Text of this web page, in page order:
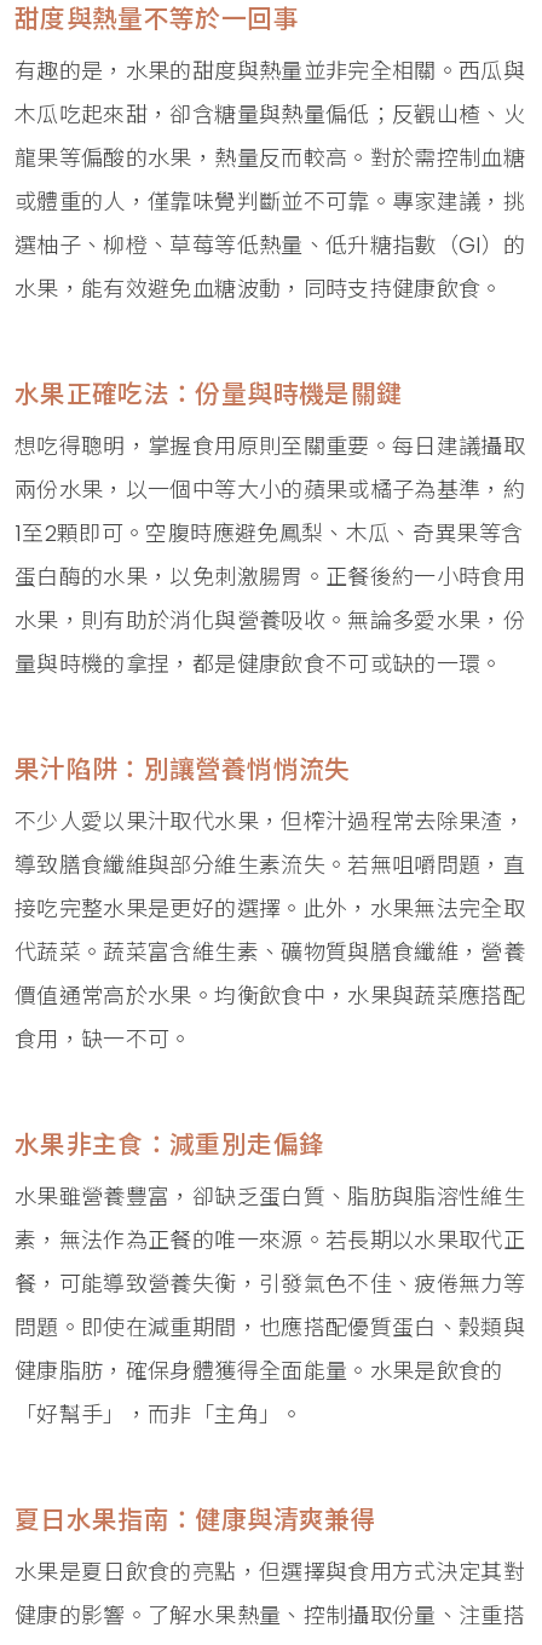
甜度與熱量不等於一回事
有趣的是，水果的甜度與熱量並非完全相關。西瓜與
木瓜吃起來甜，卻含糖量與熱量偏低；反觀山楂、火
龍果等偏酸的水果，熱量反而較高。對於需控制血糖
或體重的人，僅靠味覺判斷並不可靠。專家建議，挑
選柚子、柳橙、草莓等低熱量、低升糖指數（GI）的
水果，能有效避免血糖波動，同時支持健康飲食。
水果正確吃法：份量與時機是關鍵
想吃得聰明，掌握食用原則至關重要。每日建議攝取
兩份水果，以一個中等大小的蘋果或橘子為基準，約
1至2顆即可。空腹時應避免鳳梨、木瓜、奇異果等含
蛋白酶的水果，以免刺激腸胃。正餐後約一小時食用
水果，則有助於消化與營養吸收。無論多愛水果，份
量與時機的拿捏，都是健康飲食不可或缺的一環。
果汁陷阱：別讓營養悄悄流失
不少人愛以果汁取代水果，但榨汁過程常去除果渣，
導致膳食纖維與部分維生素流失。若無咀嚼問題，直
接吃完整水果是更好的選擇。此外，水果無法完全取
代蔬菜。蔬菜富含維生素、礦物質與膳食纖維，營養
價值通常高於水果。均衡飲食中，水果與蔬菜應搭配
食用，缺一不可。
水果非主食：減重別走偏鋒
水果雖營養豐富，卻缺乏蛋白質、脂肪與脂溶性維生
素，無法作為正餐的唯一來源。若長期以水果取代正
餐，可能導致營養失衡，引發氣色不佳、疲倦無力等
問題。即使在減重期間，也應搭配優質蛋白、穀類與
健康脂肪，確保身體獲得全面能量。水果是飲食的
「好幫手」，而非「主角」。
夏日水果指南：健康與清爽兼得
水果是夏日飲食的亮點，但選擇與食用方式決定其對
健康的影響。了解水果熱量、控制攝取份量、注重搭